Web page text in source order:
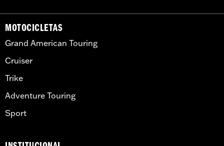
MOTOCICLETAS
Grand American Touring
Cruiser
Trike
Adventure Touring
Sport